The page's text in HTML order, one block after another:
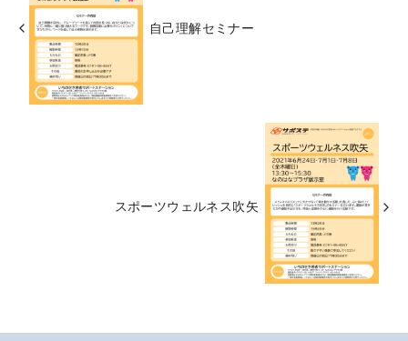
自己理解セミナー
スポーツウェルネス吹矢